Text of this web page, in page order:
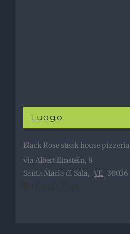
Luogo
Black Rose steak house pizzeria
via Albert Einstein, 8
Santa Maria di Sala, VE 30036